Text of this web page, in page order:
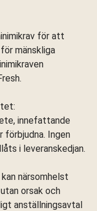
för att
mänskliga
innefattande
Ingen
i leveranskedjan.
närsomhelst
orsak och
anställningsavtal